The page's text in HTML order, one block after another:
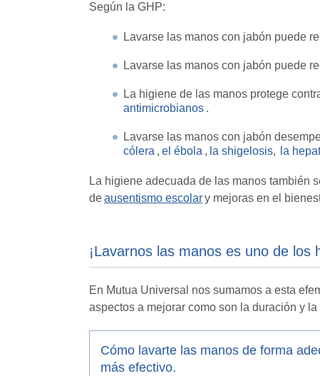
Según la GHP:
Lavarse las manos con jabón puede
Lavarse las manos con jabón puede
La higiene de las manos protege
antimicrobianos .
Lavarse las manos con jabón
cólera , el ébola , la shigelosis, la
La higiene adecuada de las manos también
deausentismo escolary mejoras en el
¡Lavarnos las manos es uno de
En Mutua Universal nos sumamos a esta
aspectos a mejorar como son la duración y
Cómo lavarte las manos de forma
más efectivo.